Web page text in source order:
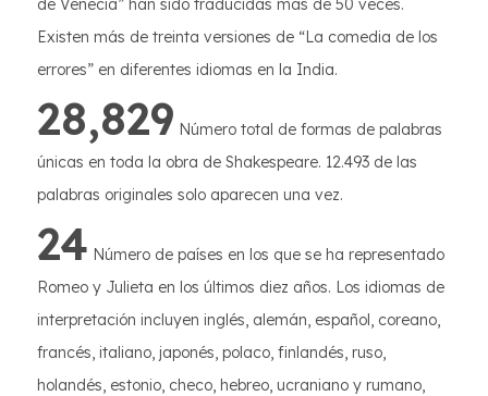
de Venecia” han sido traducidas más de 50 veces.
Existen más de treinta versiones de “La comedia de los
errores” en diferentes idiomas en la India.
28,829 Número total de formas de palabras
únicas en toda la obra de Shakespeare. 12.493 de las
palabras originales solo aparecen una vez.
24 Número de países en los que se ha representado
Romeo y Julieta en los últimos diez años. Los idiomas de
interpretación incluyen inglés, alemán, español, coreano,
francés, italiano, japonés, polaco, finlandés, ruso,
holandés, estonio, checo, hebreo, ucraniano y rumano,